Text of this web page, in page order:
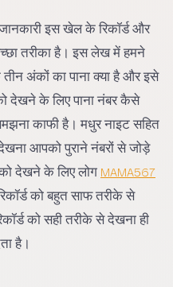
इस खेल के रिकॉर्ड और
तरीका है। इस लेख में हमने
अंकों का पाना क्या है और इसे
देखने के लिए पाना नंबर कैसे
काफी है। मधुर नाइट सहित
देखना आपको पुराने नंबरों से जोड़े
को देखने के लिए लोग MAMA567
को बहुत साफ तरीके से
को सही तरीके से देखना ही
है।